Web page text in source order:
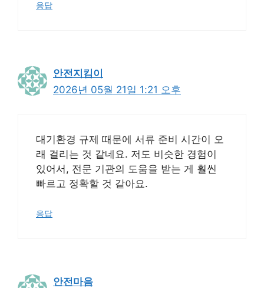
응답
안전지킴이
2026년 05월 21일 1:21 오후
대기환경 규제 때문에 서류 준비 시간이 오
래 걸리는 것 같네요. 저도 비슷한 경험이
있어서, 전문 기관의 도움을 받는 게 훨씬
빠르고 정확할 것 같아요.
응답
안전마음